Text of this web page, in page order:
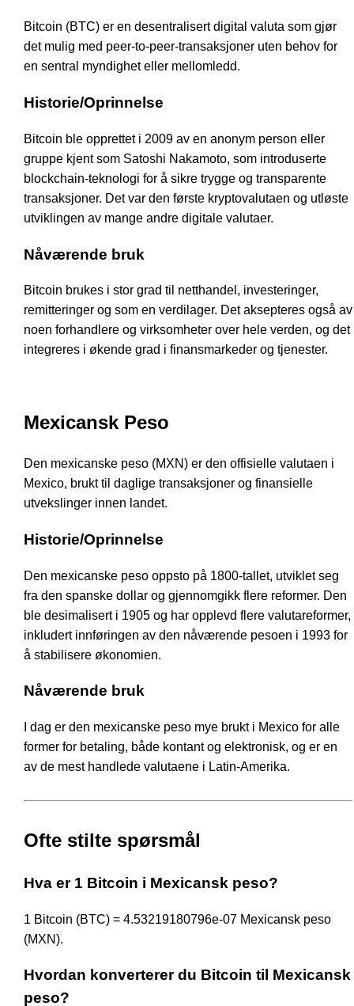
Bitcoin (BTC) er en desentralisert digital valuta som gjør
det mulig med peer-to-peer-transaksjoner uten behov for
en sentral myndighet eller mellomledd.
Historie/Oprinnelse
Bitcoin ble opprettet i 2009 av en anonym person eller
gruppe kjent som Satoshi Nakamoto, som introduserte
blockchain-teknologi for å sikre trygge og transparente
transaksjoner. Det var den første kryptovalutaen og utløste
utviklingen av mange andre digitale valutaer.
Nåværende bruk
Bitcoin brukes i stor grad til netthandel, investeringer,
remitteringer og som en verdilager. Det aksepteres også av
noen forhandlere og virksomheter over hele verden, og det
integreres i økende grad i finansmarkeder og tjenester.
Mexicansk Peso
Den mexicanske peso (MXN) er den offisielle valutaen i
Mexico, brukt til daglige transaksjoner og finansielle
utvekslinger innen landet.
Historie/Oprinnelse
Den mexicanske peso oppsto på 1800-tallet, utviklet seg
fra den spanske dollar og gjennomgikk flere reformer. Den
ble desimalisert i 1905 og har opplevd flere valutareformer,
inkludert innføringen av den nåværende pesoen i 1993 for
å stabilisere økonomien.
Nåværende bruk
I dag er den mexicanske peso mye brukt i Mexico for alle
former for betaling, både kontant og elektronisk, og er en
av de mest handlede valutaene i Latin-Amerika.
Ofte stilte spørsmål
Hva er 1 Bitcoin i Mexicansk peso?
1 Bitcoin (BTC) = 4.53219180796e-07 Mexicansk peso
(MXN).
Hvordan konverterer du Bitcoin til Mexicansk
peso?